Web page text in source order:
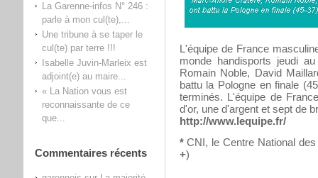
La Garenne-infos N° 246 :
parle à mon cul(te),...
Une tribune à se taper le
cul(te) par terre !!!
Isabelle Juvin-Marleix est
adjoint(e) au maire...
« La Nation vous est
reconnaissante de ce
que...
Commentaires récents
L'équipe de France
monde handisports jeudi
Romain Noble, David
battu la Pologne en finale
terminés. L'équipe de
d'or, une d'argent et sept de
http://www.lequipe.fr/
*CNI, le Centre National
+)